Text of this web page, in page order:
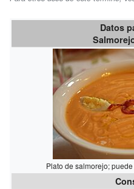
Datos
Plato de salmorejo;